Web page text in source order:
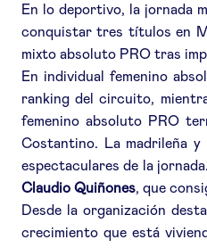
En lo deportivo, la jornada
conquistar tres títulos en
mixto absoluto PRO tras
En individual femenino
ranking del circuito,
femenino absoluto PRO
Costantino. La madrileña
espectaculares de la
Claudio Quiñones, que
Desde la organización
crecimiento que está